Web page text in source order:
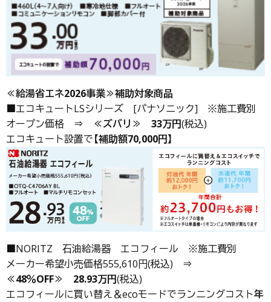
≪給湯省エネ2026事業≫補助対象商品
■エコキュートLSシリーズ [パナソニック] ※施工費別
オープン価格 ⇒ ≪ズバリ≫ 33万円(税込)
エコキュート設置で【補助額70,000円】
■NORITZ 石油給湯器 エコフィール ※施工費別
メーカー希望小売価格555,610円(税込) ⇒
≪48％OFF≫ 28.93万円(税込)
エコフィールに買い替え＆ecoモードでランニングコスト年